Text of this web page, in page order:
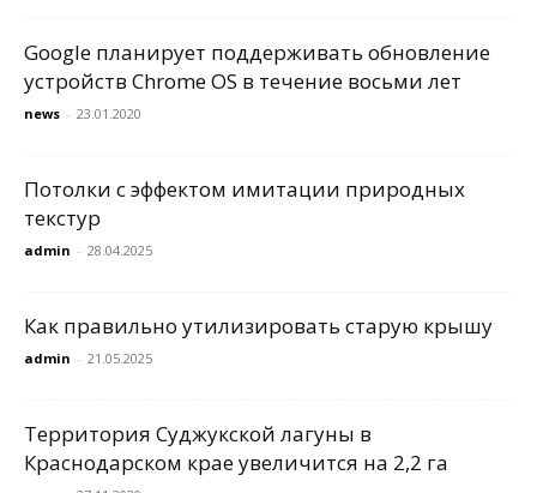
Google планирует поддерживать обновление
устройств Chrome OS в течение восьми лет
news - 23.01.2020
Потолки с эффектом имитации природных
текстур
admin - 28.04.2025
Как правильно утилизировать старую крышу
admin - 21.05.2025
Территория Суджукской лагуны в
Краснодарском крае увеличится на 2,2 га